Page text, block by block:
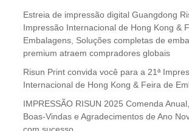
Estreia de impressão digital Guangdong
Impressão Internacional de Hong Kong &
Embalagens, Soluções completas de
premium atraem compradores globais
Risun Print convida você para a 21ª
Internacional de Hong Kong & Feira de
IMPRESSÃO RISUN 2025 Comenda
Boas-Vindas e Agradecimentos de Ano